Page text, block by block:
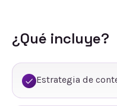
¿Qué incluye?
Estrategia de